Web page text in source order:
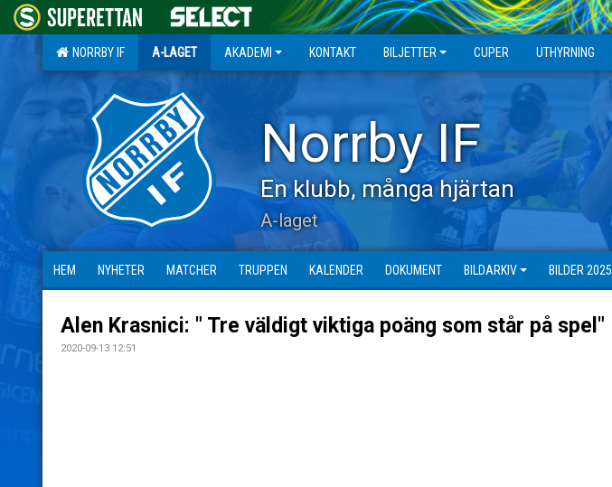
NORRBY IF A-LAGET AKADEMI KONTAKT BILJETTER CUPER UTHYRNING
Norrby IF
En klubb, många hjärtan
A-laget
HEM NYHETER MATCHER TRUPPEN KALENDER DOKUMENT BILDARKIV BILDER 2025
Alen Krasnici: " Tre väldigt viktiga poäng som står på spel"
2020-09-13 12:51